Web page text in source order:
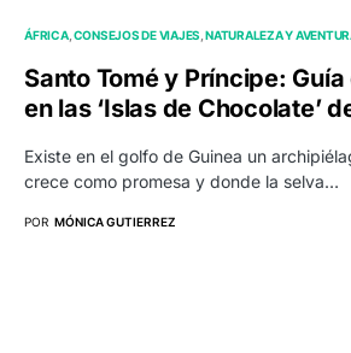
ÁFRICA CONSEJOS DE VIAJES NATURALEZA Y
Santo Tomé y Príncipe:
en las ‘Islas de Chocolate’
Existe en el golfo de Guinea un
crece como promesa y donde la selva…
POR MÓNICA GUTIERREZ